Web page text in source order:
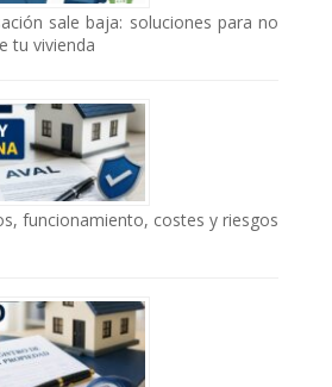
sale baja: soluciones para no
tu vivienda
funcionamiento, costes y riesgos